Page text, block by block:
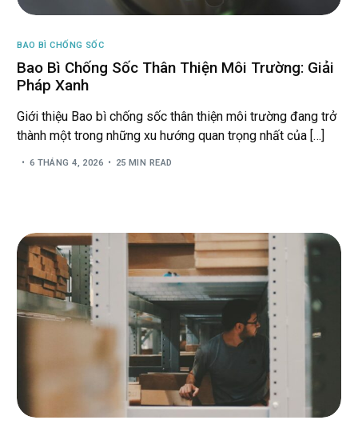
BAO BÌ CHỐNG SỐC
Bao Bì Chống Sốc Thân Thiện Môi Trường: Giải
Pháp Xanh
Giới thiệu Bao bì chống sốc thân thiện môi trường đang trở
thành một trong những xu hướng quan trọng nhất của […]
6 THÁNG 4, 2026 25 MIN READ